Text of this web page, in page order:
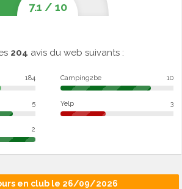
7.1 / 10
204 avis du web suivants :
184 Camping2be 10
5 Yelp 3
2
en club le 26/09/2026